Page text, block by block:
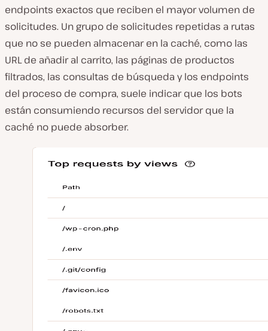
endpoints exactos que reciben el mayor volumen de
solicitudes. Un grupo de solicitudes repetidas a rutas
que no se pueden almacenar en la caché, como las
URL de añadir al carrito, las páginas de productos
filtrados, las consultas de búsqueda y los endpoints
del proceso de compra, suele indicar que los bots
están consumiendo recursos del servidor que la
caché no puede absorber.